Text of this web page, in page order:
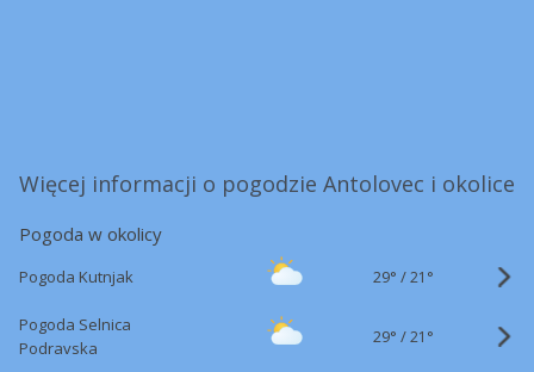
Więcej informacji o pogodzie Antolovec i okolice
Pogoda w okolicy
Pogoda Kutnjak 29° /21°
Pogoda Selnica
Podravska
29° /21°